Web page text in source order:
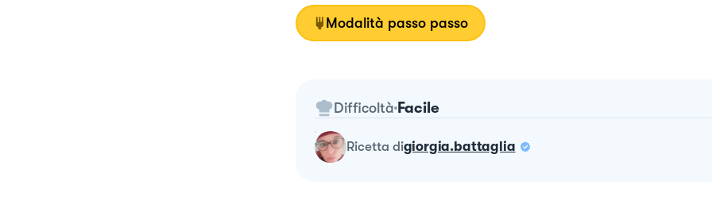
Modalità passo passo
Difficoltà Facile
ricetta digiorgia.battaglia